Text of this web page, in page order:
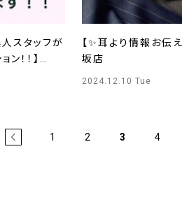
スタッフが
！！】
店
【✨耳より情報お伝
坂店
2024.12.10 Tue
1 2 3 4